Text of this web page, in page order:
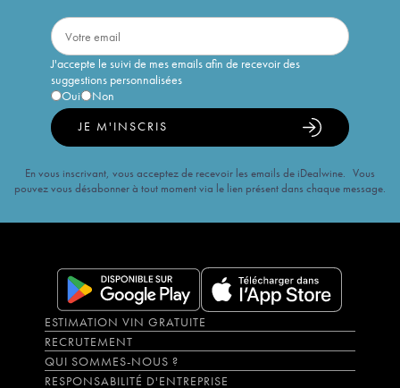
J'accepte le suivi de mes emails afin de recevoir des
suggestions personnalisées
Oui
Non
JE M'INSCRIS
En vous inscrivant, vous acceptez de recevoir les emails de iDealwine. Vous
pouvez vous désabonner à tout moment via le lien présent dans chaque message.
ESTIMATION VIN GRATUITE
RECRUTEMENT
QUI SOMMES-NOUS ?
RESPONSABILITÉ D'ENTREPRISE